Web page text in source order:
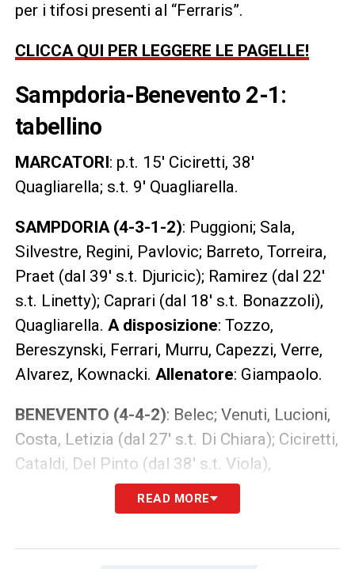
per i tifosi presenti al “Ferraris”.
CLICCA QUI PER LEGGERE LE PAGELLE!
Sampdoria-Benevento 2-1:
tabellino
MARCATORI : p.t. 15′ Ciciretti, 38′
Quagliarella; s.t. 9′ Quagliarella.
SAMPDORIA (4-3-1-2): Puggioni; Sala,
Silvestre, Regini, Pavlovic; Barreto, Torreira,
Praet (dal 39′ s.t. Djuricic); Ramirez (dal 22′
s.t. Linetty); Caprari (dal 18′ s.t. Bonazzoli),
Quagliarella. A disposizione: Tozzo,
Bereszynski, Ferrari, Murru, Capezzi, Verre,
Alvarez, Kownacki. Allenatore: Giampaolo.
BENEVENTO (4-4-2): Belec; Venuti, Lucioni,
Costa, Letizia (dal 27′ s.t. Di Chiara); Ciciretti,
Cataldi, Del Pinto (dal 38′ s.t. Viola),
D’Alessandro; Puscas (dal 37′ s.t. Cissè),
A disposizione: Piscitelli, Brignoli,
READ MORE